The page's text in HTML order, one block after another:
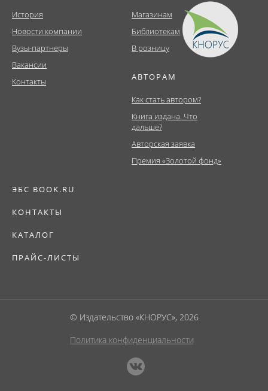
История
Новости компании
Вузы-партнеры
Вакансии
Контакты
Магазинам
Библиотекам
В розницу
АВТОРАМ
Как стать автором?
Книга издана. Что
дальше?
Авторская заявка
Премия «Золотой фонд»
ЭБС BOOK.RU
КОНТАКТЫ
КАТАЛОГ
ПРАЙС-ЛИСТЫ
© Издательство «КНОРУС», 2026
Политика конфиденциальности